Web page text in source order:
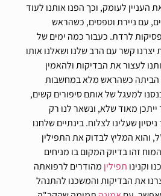
העניין לעומק, וכך הפנו אותנו לעוד
עם ניירת וטפסים, כשהראש
לרדת. כעבור כמה ימים של
יצרנו קשר עם הרב שלנו ושאלנו אותו
לעצור את הבדיקות ולהאמין
הביתה כשהראש מלא במחשבות
למעגל של אותם סיפורים קשים,
מאוד שלא, ונשאר לנו רק
שעלינו לצלוח. בינתיים שלחנו
והוא המליץ לבדוק את התפילין
זהו בדיוק המקום בו מניחים
וקנינו תפילין מהודרים לרפואתה
את הבדיקות והמשכנו להתנהל